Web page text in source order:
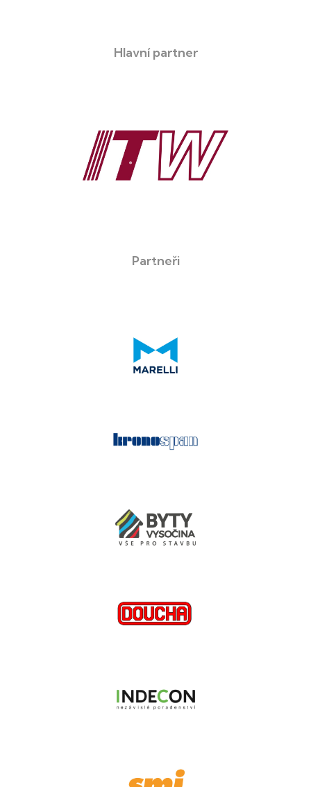
Hlavní partner
Partneři